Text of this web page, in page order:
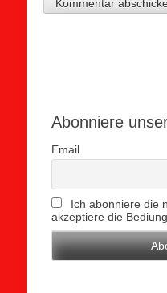
Abonniere
Email
Ich abonniere die
akzeptiere die